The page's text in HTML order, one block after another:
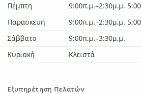
Πέμπτη
9:00π.μ.–2:30μ.μ.
Παρασκευή
9:00π.μ.–2:30μ.μ.
Σάββατο
9:00π.μ.–3:30μ.μ.
Κυριακή
Κλειστά
Εξυπηρέτηση Πελατών